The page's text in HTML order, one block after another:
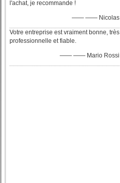
l'achat, je recommande !
—— —— Nicolas
Votre entreprise est vraiment bonne, très
professionnelle et fiable.
—— —— Mario Rossi